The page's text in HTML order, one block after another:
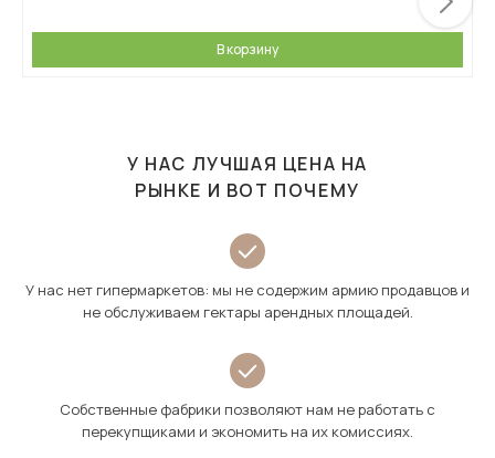
В корзину
У НАС ЛУЧШАЯ ЦЕНА НА
РЫНКЕ И ВОТ ПОЧЕМУ
У нас нет гипермаркетов: мы не содержим армию продавцов и
не обслуживаем гектары арендных площадей.
Собственные фабрики позволяют нам не работать с
перекупщиками и экономить на их комиссиях.